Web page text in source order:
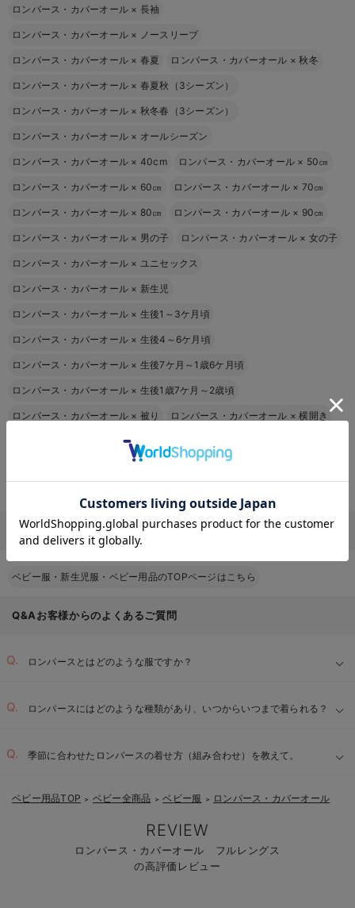
ロンパース・カバーオール × 長袖
ロンパース・カバーオール × ノースリーブ
ロンパース・カバーオール × 春夏 ロンパース・カバーオール ×秋冬
ロンパース・カバーオール × 春夏秋（3シーズン）
ロンパース・カバーオール × 秋冬春（3シーズン）
ロンパース・カバーオール × オールシーズン
ロンパース・カバーオール × 40cm ロンパース・カバーオール × 50㎝
ロンパース・カバーオール × 60㎝ ロンパース・カバーオール × 70㎝
ロンパース・カバーオール × 80㎝ ロンパース・カバーオール × 90㎝
ロンパース・カバーオール × 男の子 ロンパース・カバーオール × 女の子
ロンパース・カバーオール × ユニセックス
ロンパース・カバーオール × 新生児
ロンパース・カバーオール × 生後1～3ケ月頃
ロンパース・カバーオール × 生後4～6ケ月頃
ロンパース・カバーオール × 生後7ケ月～1歳6ケ月頃
ロンパース・カバーオール × 生後1歳7ケ月～2歳頃
ロンパース・カバーオール × 被り ロンパース・カバーオール ×横開き
ロンパース・カバーオール ×
その他
ベビー服・新生児服・ベビー用品のTOPページはこちら
Q&Aお客様からのよくあるご質問
ロンパースとはどのような服ですか？
ロンパースにはどのような種類があり、いつからいつまで着られる？
季節に合わせたロンパースの着せ方（組み合わせ）を教えて。
お気に入り商品を確認する
ベビー用品TOP ＞ ベビー全商品 ＞ ベビー服 ＞ ロンパース・カバーオール
REVIEW
ロンパース・カバーオール フルレングス
の高評価レビュー